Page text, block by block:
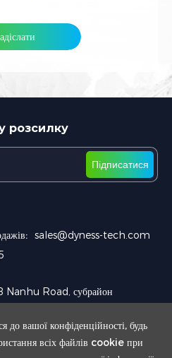
вашої конфіденційності, будь
всіх файлів cookie при
розсилку
Підписатися
sales@dyness-tech.com
Nanhu Road, субрайон